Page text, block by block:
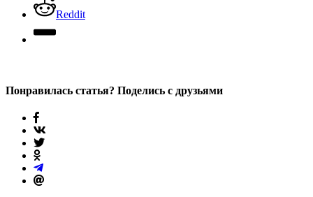
Reddit
Понравилась статья? Поделись с друзьями